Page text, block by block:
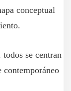
conceptual
todos se centran
contemporáneo